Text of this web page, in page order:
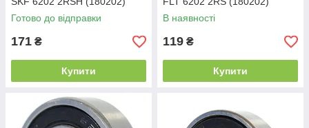
Промислова упаковка
(15x35x11)
Готово до відправки
171 ₴
Купити
(15x35x11)
В наявності
119 ₴
Купити